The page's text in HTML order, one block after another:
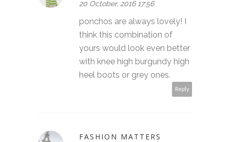
20 October, 2016 17:56
ponchos are always lovely! I
think this combination of
yours would look even better
with knee high burgundy high
heel boots or grey ones.
Reply
FASHION MATTERS